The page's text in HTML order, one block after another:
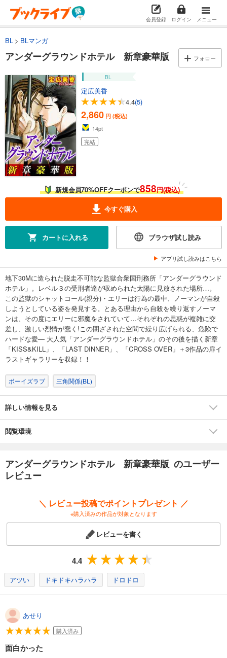
会員登録 ログイン メニュー
BL BLマンガ
アンダーグラウンドホテル 新章豪華版 フォロー
BL
定広美香
4.4(5)
2,860 円 (税込)
14pt
完結
新規会員70%OFFクーポンで858円(税込)
今すぐ購入
カートに入れる ブラウザ試し読み
アプリ試し読みはこちら
地下30Mに造られた脱走不可能な監獄合衆国刑務所「アンダーグラウンド
ホテル」。レベル３の受刑者達が収められた太陽に見放された場所…。
この監獄のシャットコール(親分)・エリーは行為の最中、ノーマンが自殺
しようとしている姿を発見する。とある理由から自殺を繰り返すノーマ
ンは、その度にエリーに邪魔をされていて…それぞれの思惑が複雑に交
差し、激しい烈情が蠢く!この閉ざされた空間で繰り広げられる、危険で
ハードな愛― 大人気「アンダーグラウンドホテル」のその後を描く新章
「KISS&KILL」、「LAST DINNER」、「CROSS OVER」＋3作品の扉イ
ラストギャラリーを収録！！
ボーイズラブ 三角関係(BL)
詳しい情報を見る
閲覧環境
アンダーグラウンドホテル 新章豪華版 のユーザー
レビュー
＼ レビュー投稿でポイントプレゼント ／
※購入済みの作品が対象となります
レビューを書く
4.4
アツい ドキドキハラハラ ドロドロ
あせり
購入済み
面白かった